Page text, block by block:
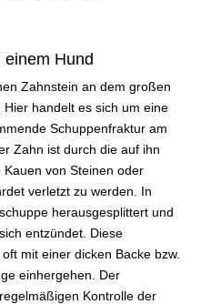
Hund
Zahnstein an dem großen
handelt es sich um eine
Schuppenfraktur am
Zahn ist durch die auf ihn
von Steinen oder
verletzt zu werden. In
herausgesplittert und
entzündet. Diese
mit einer dicken Backe bzw.
einhergehen. Der
Kontrolle der